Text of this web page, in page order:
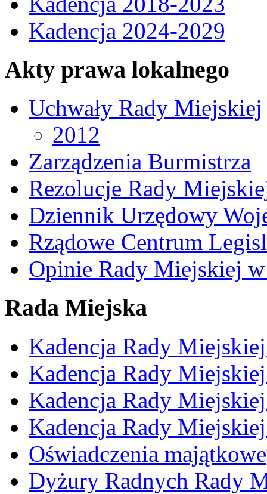
Kadencja 2024-2029
Akty prawa lokalnego
Uchwały Rady Miejskiej
2012
Zarządzenia Burmistrza
Rezolucje Rady
Dziennik Urzędowy
Rządowe Centrum
Opinie Rady Miejskiej w
Rada Miejska
Kadencja Rady
Kadencja Rady
Kadencja Rady
Kadencja Rady
Oświadczenia majątkowe
Dyżury Radnych Rady